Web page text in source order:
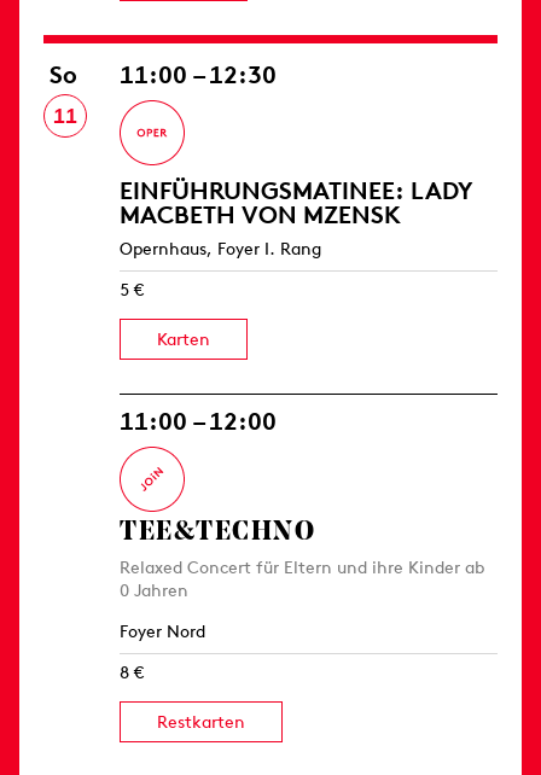
So
11
11:00 – 12:30
EINFÜHRUNGS­MATINEE: LADY
MACBETH VON MZENSK
Opernhaus, Foyer I. Rang
5 €
Karten
11:00 – 12:00
TEE&TECHNO
Relaxed Concert für Eltern und ihre Kinder ab
0 Jahren
Foyer Nord
8 €
Restkarten